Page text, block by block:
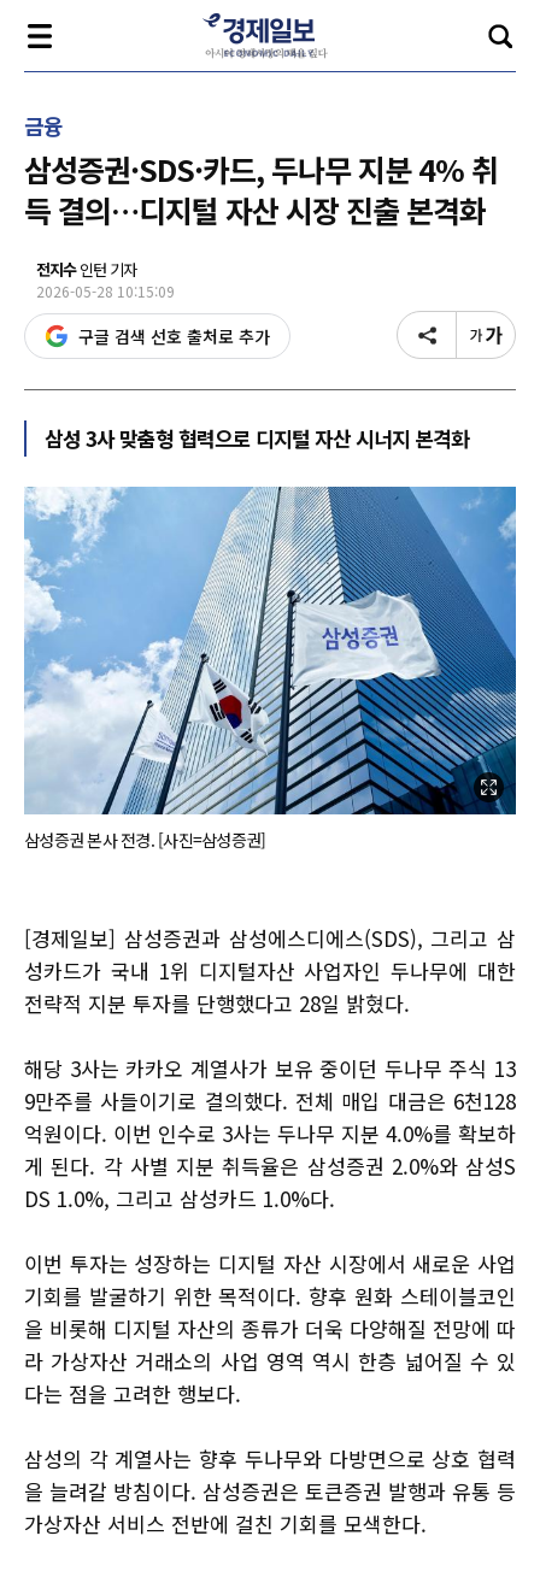
금융
삼성증권·SDS·카드, 두나무 지분 4% 취
득 결의…디지털 자산 시장 진출 본격화
전지수인턴 기자
2026-05-28 10:15:09
구글 검색 선호 출처로 추가
삼성 3사 맞춤형 협력으로 디지털 자산 시너지 본격화
삼성증권 본사 전경. [사진=삼성증권]
[경제일보] 삼성증권과 삼성에스디에스(SDS), 그리고 삼
성카드가 국내 1위 디지털자산 사업자인 두나무에 대한
전략적 지분 투자를 단행했다고 28일 밝혔다.
해당 3사는 카카오 계열사가 보유 중이던 두나무 주식 13
9만주를 사들이기로 결의했다. 전체 매입 대금은 6천128
억원이다. 이번 인수로 3사는 두나무 지분 4.0%를 확보하
게 된다. 각 사별 지분 취득율은 삼성증권 2.0%와 삼성S
DS 1.0%, 그리고 삼성카드 1.0%다.
이번 투자는 성장하는 디지털 자산 시장에서 새로운 사업
기회를 발굴하기 위한 목적이다. 향후 원화 스테이블코인
을 비롯해 디지털 자산의 종류가 더욱 다양해질 전망에 따
라 가상자산 거래소의 사업 영역 역시 한층 넓어질 수 있
다는 점을 고려한 행보다.
삼성의 각 계열사는 향후 두나무와 다방면으로 상호 협력
을 늘려갈 방침이다. 삼성증권은 토큰증권 발행과 유통 등
가상자산 서비스 전반에 걸친 기회를 모색한다.